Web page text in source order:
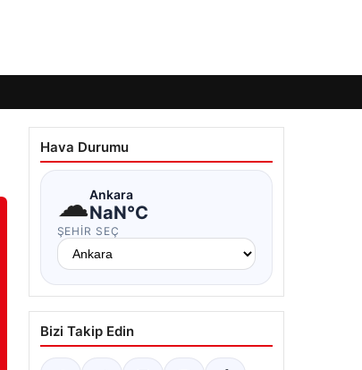
Hava Durumu
☁Ankara
NaN°C
ŞEHIR SEÇ
Bizi Takip Edin